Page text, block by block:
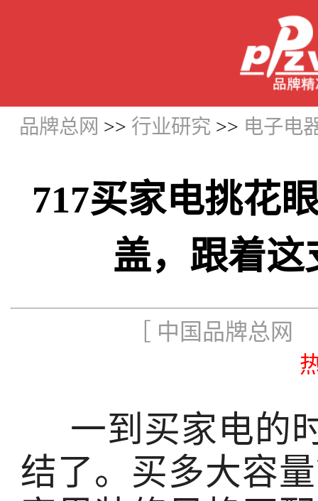
品牌总网 >> 行业研究 >> 电子电
717买家电挑花
盖，跟着这
［ 中国品牌总
一到买家电的
结了。买多大容